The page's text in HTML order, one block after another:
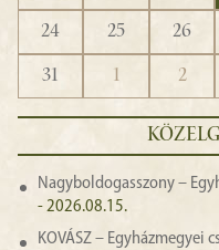
24
25 26
31
1 2
Nagyboldogasszony –
- 2026.08.15.
KOVÁSZ – Egyházmegyei